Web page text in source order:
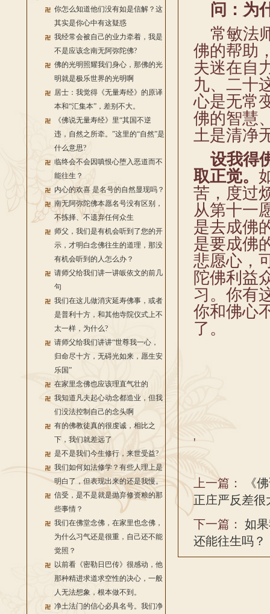
你怎么知道他们没有如是信解？这
其实是你心中有这疑惑
我经常会被自己的业力牵着，我是
不是应该念南无阿弥陀佛?
佛的光明照耀我们身心，那佛的光
明就是极乐世界的光明啊
居士：我觉得《无量寿经》的原译
本和“汇集本”，差别不大。
《佛说无量寿经》里“其国不逆
违，自然之所牵。”这里的“自然”是
什么意思?
临终会不会因嗔恨心堕入恶道而不
能往生？
内心的欢喜 是名号的自然显现吗？
南无阿弥陀佛本愿名号没有区别，
不拣择、不遗弃任何众生
师父，我们是有机会听到了您的开
示，才明白念佛往生的道理，那没
有机会听到的人怎么办？
请师父给我们讲一讲皈依文的前几
句
我们在这儿做消灾延寿佛事，或者
是普利十方，和其他寺院仪式上不
太一样，为什么?
请师父给我们讲讲“世尊我一心，
归命尽十方，无碍光如来，愿生安
乐国”
在家里念佛也应该理直气壮的
我知道凡夫起心动念都造业，但我
们没法控制自己的念头啊
有的佛教徒真的很虔诚，相比之
下，我们就差远了
是不是我们今生修行，来世受益?
我们如何如法修学？有些人理上是
明白了，但表现出来的还是我慢。
信受，是不是就是抛弃修资粮的那
些事情？
我们在佛堂念佛，在家里也念佛，
为什么习气还是很重，自己还不能
觉照？
以前看《密勒日巴传》很感动，他
那种精进求道求空性的决心，一般
人无法想象，根本做不到。
净土法门的信心必具名号。我们净
问：为
常敏法
佛的帮助
夫迷在自
九、二十
心是无常
佛的智慧
土是清净
设我得
取正觉。
苦，度过
从第十一
是去成佛
是要成佛
悲愿心，
陀佛利益
习。你有
你和佛心
了。
'
上一篇：
《
正庄严反差
下一篇： 如
还能往生吗？